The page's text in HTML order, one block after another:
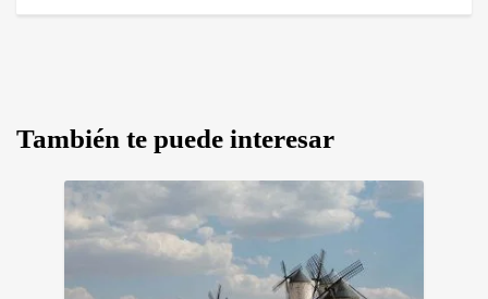
También te puede interesar